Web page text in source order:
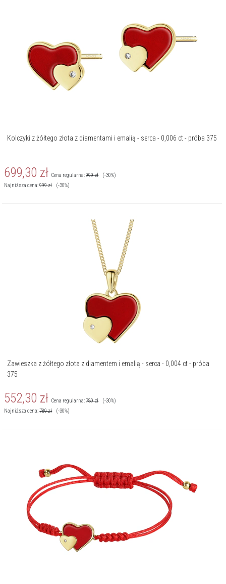
Kolczyki z żółtego złota z diamentami i emalią - serca - 0,006 ct - próba 375
699,30 zł Cena regularna:999zł
(-30%)
Najniższa cena:999zł (-30%)
Zawieszka z żółtego złota z diamentem i emalią - serca - 0,004 ct - próba
375
552,30 zł Cena regularna:789zł
(-30%)
Najniższa cena:789zł (-30%)